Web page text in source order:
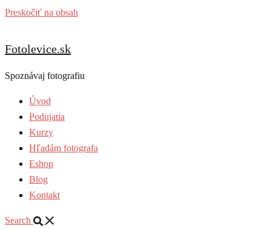
Preskočiť na obsah
Fotolevice.sk
Spoznávaj fotografiu
Úvod
Podujatia
Kurzy
Hľadám fotografa
Eshop
Blog
Kontakt
Search